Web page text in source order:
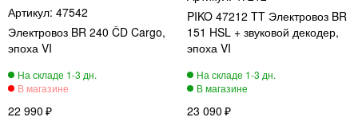
47542
Электровоз BR 240 ČD Cargo,
эпоха VI
22 990
PIKO 47212 TT Электровоз BR
151 HSL + звуковой декодер,
эпоха VI
23 090